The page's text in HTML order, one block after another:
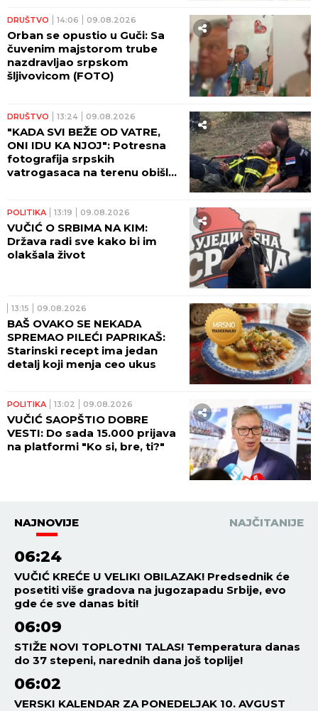
DRUŠTVO 14:06 09.08.2026
Orban se opustio u Guči: Sa
čuvenim majstorom trube
nazdravljao srpskom
šljivovicom (FOTO)
DRUŠTVO 13:24 09.08.2026
"KADA SVI BEŽE OD VATRE,
ONI IDU KA NJOJ": Potresna
fotografija srpskih
vatrogasaca na terenu obišla
POLITIKA 13:19 09.08.2026
VUČIĆ O SRBIMA NA KIM:
Država radi sve kako bi im
olakšala život
13:15 09.08.2026
BAŠ OVAKO SE NEKADA
SPREMAO PILEĆI PAPRIKAŠ:
Starinski recept ima jedan
detalj koji menja ceo ukus
POLITIKA 13:02 09.08.2026
VUČIĆ SAOPŠTIO DOBRE
VESTI: Do sada 15.000 prijava
na platformi "Ko si, bre, ti?"
NAJNOVIJE NAJČITANIJE
06:24
VUČIĆ KREĆE U VELIKI OBILAZAK! Predsednik će
posetiti više gradova na jugozapadu Srbije, evo
gde će sve danas biti!
06:09
STIŽE NOVI TOPLOTNI TALAS! Temperatura danas
do 37 stepeni, narednih dana još toplije!
06:02
VERSKI KALENDAR ZA PONEDELJAK 10. AVGUST